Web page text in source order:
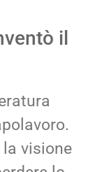
il
visione